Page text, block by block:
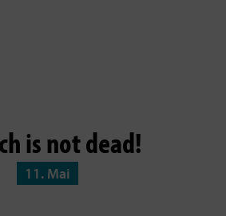
is not dead!
11. Mai